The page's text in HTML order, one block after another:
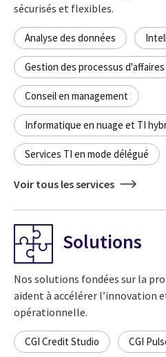
sécurisés et flexibles.
Analyse des données
Gestion des processus d'affaires
Conseil en management
Informatique en nuage et TI
Services TI en mode délégué
Voir tous les services
Solutions
Nos solutions fondées sur la
aident à accélérer l’innovation
opérationnelle.
CGI Credit Studio CGI